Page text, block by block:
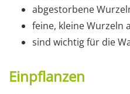
abgestorbene
feine, kleine Wurzeln
sind wichtig für die
Einpflanzen